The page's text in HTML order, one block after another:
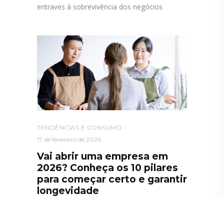
entraves à sobrevivência dos negócios
TENDÊNCIAS E CONSUMO
17 de fevereiro de 2026
Vai abrir uma empresa em
2026? Conheça os 10 pilares
para começar certo e garantir
longevidade